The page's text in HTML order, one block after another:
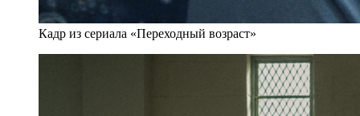
Кадр из сериала «Переходный возраст»